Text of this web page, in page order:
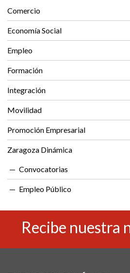
Comercio
Economía Social
Empleo
Formación
Integración
Movilidad
Promoción Empresarial
Zaragoza Dinámica
Convocatorias
Empleo Público
Recibe nuestra